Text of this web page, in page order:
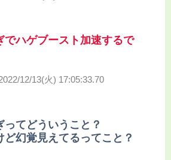
でハゲブースト加速するで
12/13(火) 17:05:33.70
てどういうこと？
幻覚見えてるってこと？